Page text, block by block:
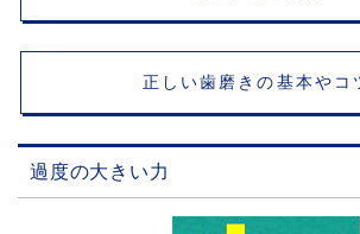
正しい歯磨きの基本やコ
過度の大きい力